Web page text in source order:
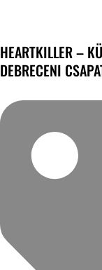
HEARTKILLER –
DEBRECENI